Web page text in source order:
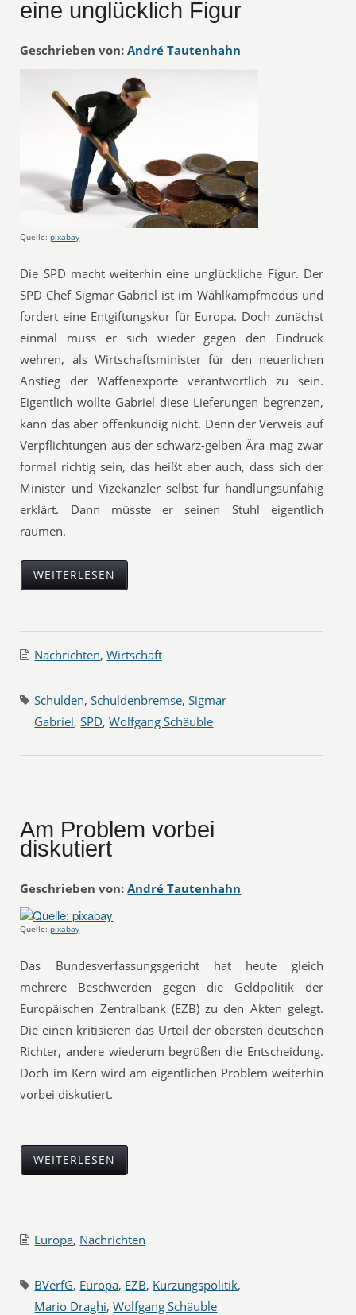
eine unglücklich Figur
Geschrieben von: André Tautenhahn
Quelle:pixabay
Die SPD macht weiterhin eine unglückliche Figur. Der
SPD-Chef Sigmar Gabriel ist im Wahlkampfmodus und
fordert eine Entgiftungskur für Europa. Doch zunächst
einmal muss er sich wieder gegen den Eindruck
wehren, als Wirtschaftsminister für den neuerlichen
Anstieg der Waffenexporte verantwortlich zu sein.
Eigentlich wollte Gabriel diese Lieferungen begrenzen,
kann das aber offenkundig nicht. Denn der Verweis auf
Verpflichtungen aus der schwarz-gelben Ära mag zwar
formal richtig sein, das heißt aber auch, dass sich der
Minister und Vizekanzler selbst für handlungsunfähig
erklärt. Dann müsste er seinen Stuhl eigentlich
räumen.
WEITERLESEN
Nachrichten,Wirtschaft
Schulden,Schuldenbremse,Sigmar
Gabriel,SPD,Wolfgang Schäuble
Am Problem vorbei
diskutiert
Geschrieben von: André Tautenhahn
Quelle:pixabay
Das Bundesverfassungsgericht hat heute gleich
mehrere Beschwerden gegen die Geldpolitik der
Europäischen Zentralbank (EZB) zu den Akten gelegt.
Die einen kritisieren das Urteil der obersten deutschen
Richter, andere wiederum begrüßen die Entscheidung.
Doch im Kern wird am eigentlichen Problem weiterhin
vorbei diskutiert.
WEITERLESEN
Europa, Nachrichten
BVerfG, Europa, EZB, Kürzungspolitik,
Mario Draghi,Wolfgang Schäuble